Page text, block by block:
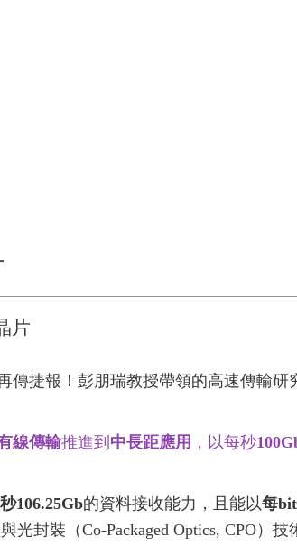
片
捷報！彭朋瑞教授帶領的高速傳輸
線傳輸推進到 中長距應用 ，以每秒
106.25Gb的資料接收能力，且能以每
封裝（Co-Packaged Optics, CPO）技